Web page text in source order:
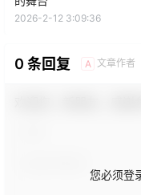
2026-2-12 3:09:36
0 条回复 A 文章作者
您必须登